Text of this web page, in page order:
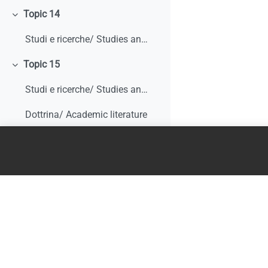
Minimizza
Topic 14
Studi e ricerche/ Studies and research
Minimizza
Topic 15
Studi e ricerche/ Studies and research
Dottrina/ Academic literature